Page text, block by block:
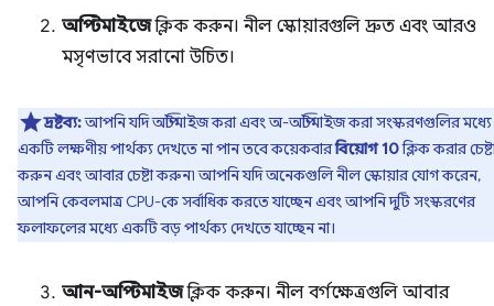
অপ্টিমাইজেক্লিক করুন। নীল স্কোয়ারগুলি দ্রুত এবং আরও
মসৃণভাবে সরানো উচিত।
দ্রষ্টব্য:আপনি যদি অপ্টিমাইজ করা এবং অ-অপ্টিমাইজ করা সংস্করণগুলির মধ্যে
একটি লক্ষণীয় পার্থক্য দেখতে না পান তবে কয়েকবারবিয়োগ 10ক্লিক করার
করুন এবং আবার চেষ্টা করুন৷ আপনি যদি অনেকগুলি নীল স্কোয়ার যোগ করেন,
আপনি কেবলমাত্র CPU-কে সর্বাধিক করতে যাচ্ছেন এবং আপনি দুটি সংস্করণের
ফলাফলের মধ্যে একটি বড় পার্থক্য দেখতে যাচ্ছেন না।
আন-অপ্টিমাইজক্লিক করুন। নীল বর্গক্ষেত্রগুলি আবার